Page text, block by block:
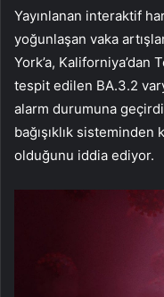
Yayınlanan interaktif
yoğunlaşan vaka
York’a, Kaliforniya’dan
tespit edilen BA.3.2
alarm durumuna
bağışıklık
olduğunu iddia ediyor.